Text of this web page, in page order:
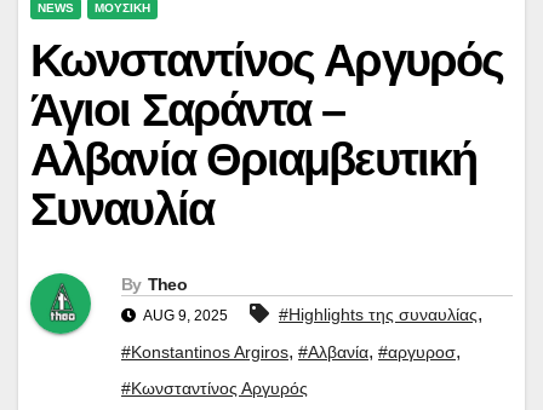
NEWS ΜΟΥΣΙΚΗ
Κωνσταντίνος Αργυρός
Άγιοι Σαράντα –
Αλβανία Θριαμβευτική
Συναυλία
By Theo
AUG 9, 2025 #Highlights της συναυλίας,
#Konstantinos Argiros, #Αλβανία, #αργυροσ,
#Κωνσταντίνος Αργυρός